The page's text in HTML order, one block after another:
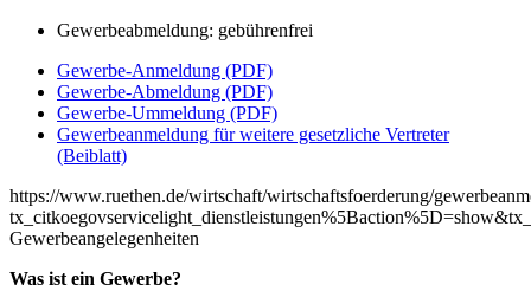
Gewerbeabmeldung: gebührenfrei
Gewerbe-Anmeldung (PDF)
Gewerbe-Abmeldung (PDF)
Gewerbe-Ummeldung (PDF)
Gewerbeanmeldung für weitere gesetzliche Vertreter
(Beiblatt)
https://www.ruethen.de/wirtschaft/wirtschaftsfoerderung/
Gewerbeangelegenheiten
Was ist ein Gewerbe?